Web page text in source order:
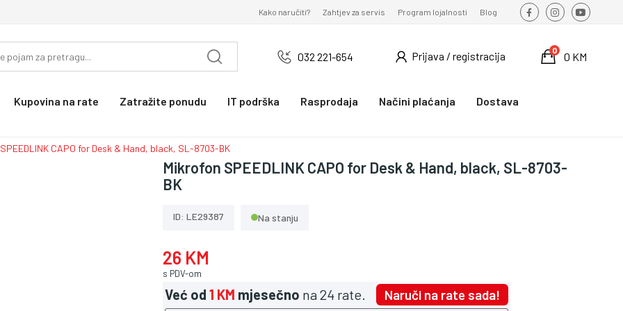
Kako naručiti? Zahtjev za servis Program lojalnosti Blog
032 221-654 Prijava / registracija 0 KM
0
Kupovina na rate Zatražite ponudu IT podrška Rasprodaja Načini plaćanja Dostava
CAPO for Desk & Hand, black, SL-8703-BK
Mikrofon SPEEDLINK CAPO for Desk & Hand, black, SL-8703-
BK
ID: LE29387 Na stanju
26 KM
s PDV-om
Već od 1 KM mjesečno na 24 rate. Naruči na rate sada!